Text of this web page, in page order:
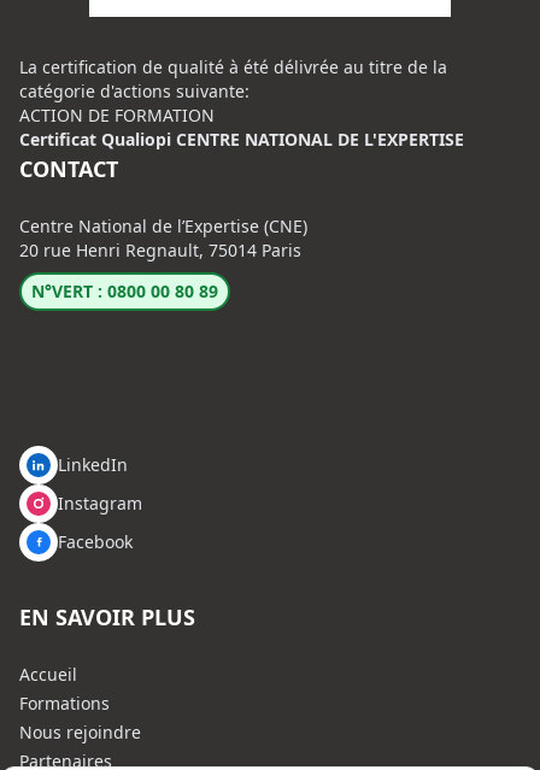
La certification de qualité à été délivrée au titre de la
catégorie d'actions suivante:
ACTION DE FORMATION
Certificat Qualiopi CENTRE NATIONAL DE L'EXPERTISE
CONTACT
Centre National de l’Expertise (CNE)
20 rue Henri Regnault, 75014 Paris
N°VERT : 0800 00 80 89
LinkedIn
Instagram
Facebook
EN SAVOIR PLUS
Accueil
Formations
Nous rejoindre
Partenaires